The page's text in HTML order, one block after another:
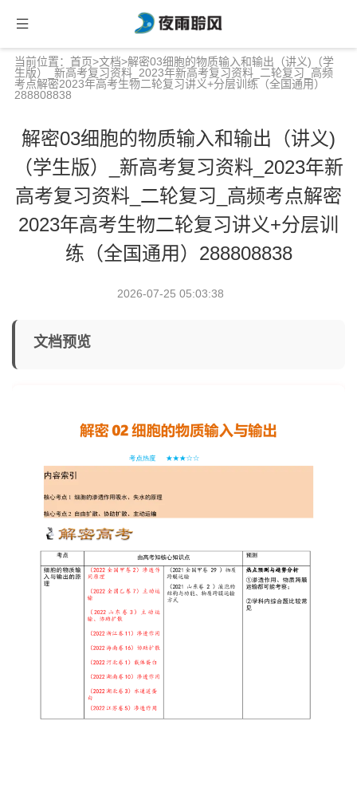
当前位置： 首页>文档>解密03细胞的物质输入和输出（讲义)（学
生版）_新高考复习资料_2023年新高考复习资料_二轮复习_高频
考点解密2023年高考生物二轮复习讲义+分层训练（全国通用）
288808838
解密03细胞的物质输入和输出（讲义)
（学生版）_新高考复习资料_2023年新
高考复习资料_二轮复习_高频考点解密
2023年高考生物二轮复习讲义+分层训
练（全国通用）288808838
2026-07-25 05:03:38
文档预览